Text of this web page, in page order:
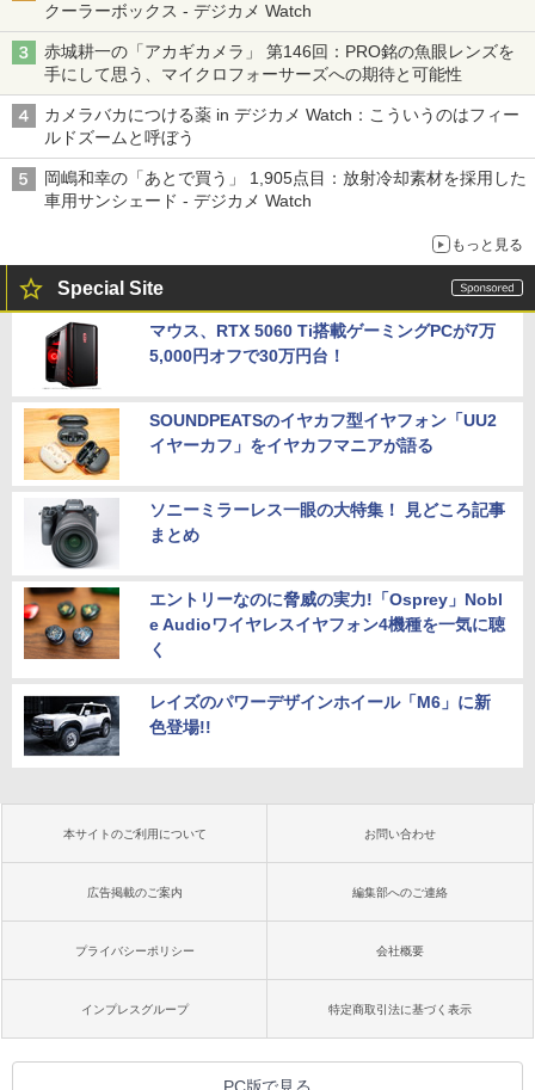
クーラーボックス - デジカメ Watch
赤城耕一の「アカギカメラ」 第146回：PRO銘の魚眼レンズを
手にして思う、マイクロフォーサーズへの期待と可能性
カメラバカにつける薬 in デジカメ Watch：こういうのはフィー
ルドズームと呼ぼう
岡嶋和幸の「あとで買う」 1,905点目：放射冷却素材を採用した
車用サンシェード - デジカメ Watch
もっと見る
Special Site
マウス、RTX 5060 Ti搭載ゲーミングPCが7万
5,000円オフで30万円台！
SOUNDPEATSのイヤカフ型イヤフォン「UU2
イヤーカフ」をイヤカフマニアが語る
ソニーミラーレス一眼の大特集！ 見どころ記事
まとめ
エントリーなのに脅威の実力!「Osprey」Nobl
e Audioワイヤレスイヤフォン4機種を一気に聴
く
レイズのパワーデザインホイール「M6」に新
色登場!!
本サイトのご利用について お問い合わせ
広告掲載のご案内 編集部へのご連絡
プライバシーポリシー 会社概要
インプレスグループ 特定商取引法に基づく表示